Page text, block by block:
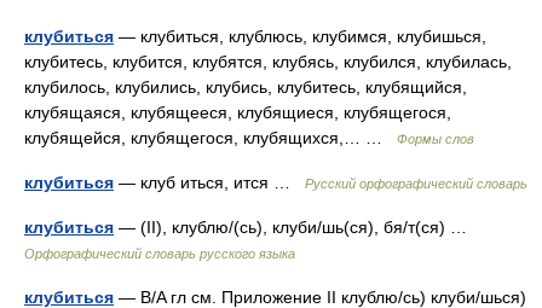
клубиться — клубиться, клублюсь, клубимся, клубишься,
клубитесь, клубится, клубятся, клубясь, клубился, клубилась,
клубилось, клубились, клубись, клубитесь, клубящийся,
клубящаяся, клубящееся, клубящиеся, клубящегося,
клубящейся, клубящегося, клубящихся,… …
Формы слов
клубиться — клуб иться, ится … Русский орфографический словарь
клубиться — (II), клублю/(сь), клуби/шь(ся), бя/т(ся) …
Орфографический словарь русского языка
клубиться — B/A гл см. Приложение II клублю/сь) клуби/шься)